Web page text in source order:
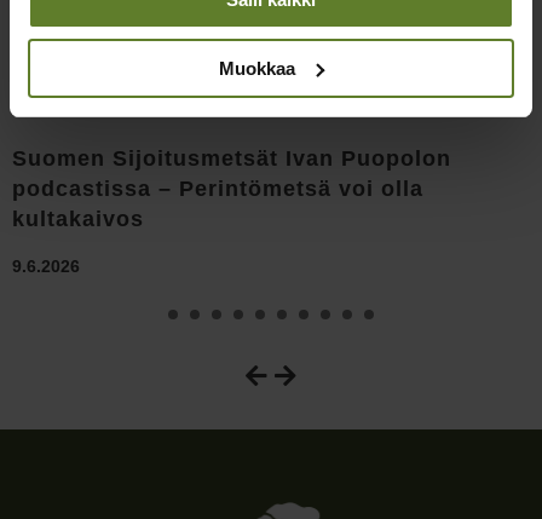
Muokkaa
Suomen Sijoitusmetsät Ivan Puopolon
podcastissa – Perintömetsä voi olla
kultakaivos
9.6.2026